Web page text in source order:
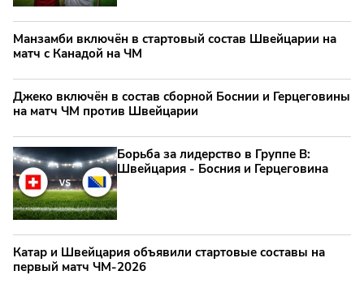
Манзамби включён в стартовый состав Швейцарии на
матч с Канадой на ЧМ
Джеко включён в состав сборной Боснии и Герцеговины
на матч ЧМ против Швейцарии
Борьба за лидерство в Группе B:
Швейцария - Босния и Герцеговина
Катар и Швейцария объявили стартовые составы на
первый матч ЧМ-2026